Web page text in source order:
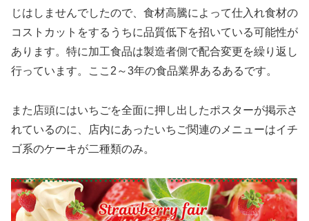
じはしませんでしたので、食材高騰によって仕入れ食材の
コストカットをするうちに品質低下を招いている可能性が
あります。特に加工食品は製造者側で配合変更を繰り返し
行っています。ここ2～3年の食品業界あるあるです。
また店頭にはいちごを全面に押し出したポスターが掲示さ
れているのに、店内にあったいちご関連のメニューはイチ
ゴ系のケーキが二種類のみ。